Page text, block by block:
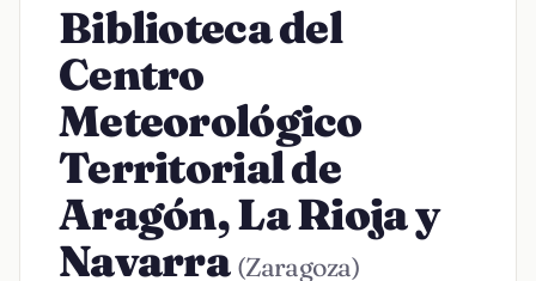
Biblioteca del
Centro
Meteorológico
Territorial de
Aragón, La Rioja y
Navarra (Zaragoza)